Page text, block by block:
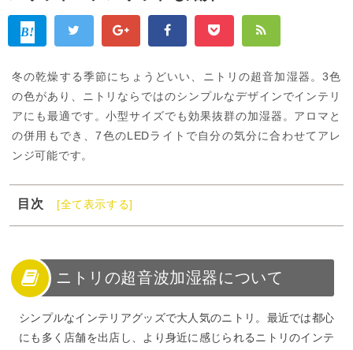
冬の乾燥する季節にちょうどいい、ニトリの超音加湿器。3色
の色があり、ニトリならではのシンプルなデザインでインテリ
アにも最適です。小型サイズでも効果抜群の加湿器。アロマと
の併用もでき、7色のLEDライトで自分の気分に合わせてアレ
ンジ可能です。
目次
[全て表示する]
1
ニトリの超音波加湿器について
3
幻想的な7色の光
4
ニトリの加湿器はアロマも使える
5
ニトリの加湿器の決め手になるポイント！
6
タイマー機能がほしい
ニトリの超音波加湿器について
シンプルなインテリアグッズで大人気のニトリ。最近では都心
にも多く店舗を出店し、より身近に感じられるニトリのインテ